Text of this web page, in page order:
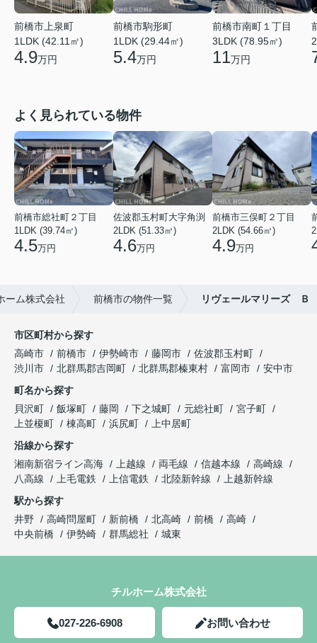
前橋市上泉町
1LDK (42.11㎡)
4.9万円
前橋市駒形町
1LDK (29.44㎡)
5.4万円
前橋市南町１丁目
3LDK (78.95㎡)
11万円
よく見られている物件
前橋市総社町２丁目
1LDK (39.74㎡)
4.5万円
佐波郡玉村町大字角渕
2LDK (51.33㎡)
4.6万円
前橋市三俣町２丁目
2LDK (54.66㎡)
4.9万円
ーム株式会社 前橋市の物件一覧 リヴェールマリーズ Ｂ
市区町村から探す
高崎市
前橋市 伊勢崎市 藤岡市
佐波郡玉村町
渋川市
北群馬郡吉岡町 北群馬郡榛東村 富岡市
安中市
町名から探す
貝沢町
飯塚町 藤岡 下之城町 元総社町
宮子町
上並榎町
棟高町 浜尻町
上中居町
沿線から探す
湘南新宿ライン高海
上越線 両毛線 信越本線
高崎線
八高線
上毛電鉄 上信電鉄 北陸新幹線
上越新幹線
駅から探す
井野
高崎問屋町 新前橋 北高崎 前橋
高崎
中央前橋
伊勢崎 群馬総社 城東
チルホーム株式会社
027-226-6908 お問い合わせ